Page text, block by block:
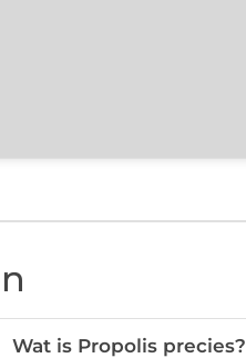
Wat is Propolis precies?